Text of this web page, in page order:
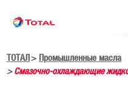
ТОТАЛ
Промышленные масла
Смазочно-охлаждающие